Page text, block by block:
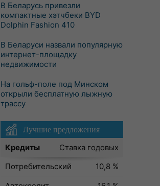
В Беларусь привезли
компактные хэтчбеки BYD
Dolphin Fashion 410
В Беларуси назвали популярную
интернет-площадку
недвижимости
На гольф-поле под Минском
открыли бесплатную лыжную
трассу
Лучшие предложения
Кредиты
Ставка годовых
Потребительский
10,8 %